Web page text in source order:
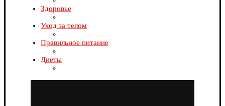
Здоровье
Уход за телом
Правильное питание
Диеты